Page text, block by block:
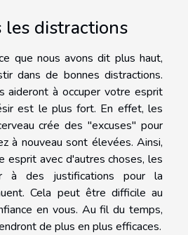
les distractions
que nous avons dit plus haut,
dans de bonnes distractions.
aideront à occuper votre esprit
est le plus fort. En effet, les
crée des "excuses" pour
à nouveau sont élevées. Ainsi,
esprit avec d'autres choses, les
à des justifications pour la
Cela peut être difficile au
en vous. Au fil du temps,
de plus en plus efficaces.